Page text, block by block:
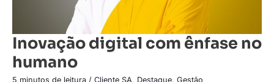
Inovação digital com ênfase no
humano
5 minutos de leitura / Cliente SA, Destaque, Gestão